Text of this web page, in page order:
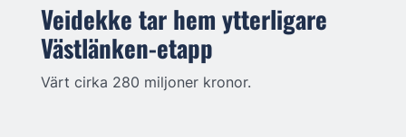
Veidekke tar hem ytterligare
Västlänken-etapp
Värt cirka 280 miljoner kronor.